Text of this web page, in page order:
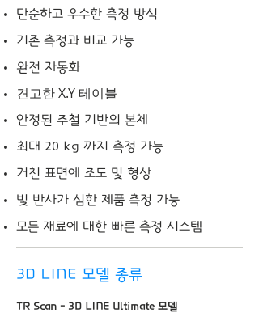
단순하고 우수한 측정 방식
​기존 측정과 비교 가능
완전 자동화
견고한 X.Y 테이블
​안정된 주철 기반의 본체
최대 20 kg 까지 측정 가능
거친 표면에 조도 및 형상
빛 반사가 심한 제품 측정 가능
​모든 재료에 대한 빠른 측정 시스템
3D LINE 모델 종류
TR Scan - 3D LINE Ultimate 모델